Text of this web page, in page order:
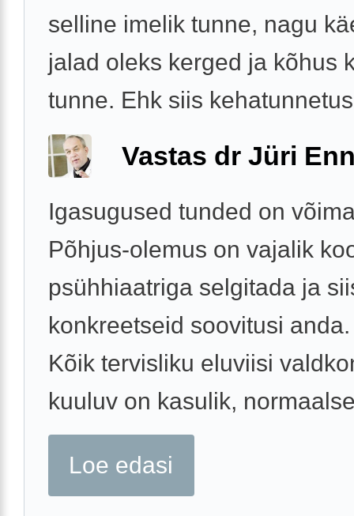
selline imelik tunne, nagu
jalad oleks kerged ja kõhus
tunne. Ehk siis
Vastas dr Jüri
Igasugused tunded on
Põhjus-olemus on vajalik
psühhiaatriga selgitada ja
konkreetseid soovitusi anda.
Kõik tervisliku eluviisi
kuuluv on kasulik,
Loe edasi